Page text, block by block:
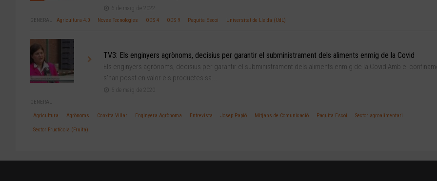
6 de maig de 2022
GENERAL Agricultura 4.0 Noves Tecnologies ODS 4 ODS 9 Paquita Escoi Universitat de Lleida (UdL)
TV3: Els enginyers agrònoms, decisius per garantir el subministrament dels aliments enmig de la Covid
Els enginyers agrònoms, decisius per garantir el subministrament dels aliments enmig de la Covid Amb el
s’han posat en valor els productes sa...
5 de maig de 2020
GENERAL
Agricultura Agrònoms Conxita Villar Enginyera Agrònoma Entrevista Josep Papió Mitjans de Comunicació Paquita Escoi Sector agroalimentari
Sector Fructícola (Fruita)